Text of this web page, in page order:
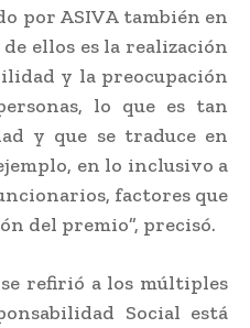
por ASIVA también en
ellos es la realización
y la preocupación
lo que es tan
y que se traduce en
en lo inclusivo a
factores que
del premio”, precisó.
refirió a los múltiples
Social está